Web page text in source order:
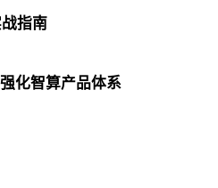
指南
化智算产品体系